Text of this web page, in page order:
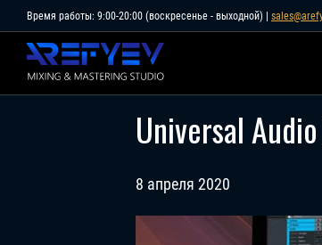
to
content
Время работы: 9:00-20:00 (воскресенье - выходной) |
Universal
8 апреля 2020